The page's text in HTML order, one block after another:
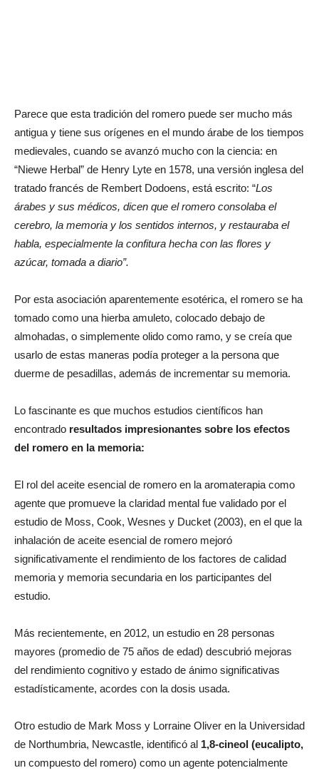
Parece que esta tradición del romero puede ser mucho más
antigua y tiene sus orígenes en el mundo árabe de los tiempos
medievales, cuando se avanzó mucho con la ciencia: en
“Niewe Herbal” de Henry Lyte en 1578, una versión inglesa del
tratado francés de Rembert Dodoens, está escrito: “Los
árabes y sus médicos, dicen que el romero consolaba el
cerebro, la memoria y los sentidos internos, y restauraba el
habla, especialmente la confitura hecha con las flores y
azúcar, tomada a diario”.
Por esta asociación aparentemente esotérica, el romero se ha
tomado como una hierba amuleto, colocado debajo de
almohadas, o simplemente olido como ramo, y se creía que
usarlo de estas maneras podía proteger a la persona que
duerme de pesadillas, además de incrementar su memoria.
Lo fascinante es que muchos estudios científicos han
encontrado resultados impresionantes sobre los efectos
del romero en la memoria:
El rol del aceite esencial de romero en la aromaterapia como
agente que promueve la claridad mental fue validado por el
estudio de Moss, Cook, Wesnes y Ducket (2003), en el que la
inhalación de aceite esencial de romero mejoró
significativamente el rendimiento de los factores de calidad
memoria y memoria secundaria en los participantes del
estudio.
Más recientemente, en 2012, un estudio en 28 personas
mayores (promedio de 75 años de edad) descubrió mejoras
del rendimiento cognitivo y estado de ánimo significativas
estadísticamente, acordes con la dosis usada.
Otro estudio de Mark Moss y Lorraine Oliver en la Universidad
de Northumbria, Newcastle, identificó al 1,8-cineol (eucalipto,
un compuesto del romero) como un agente potencialmente